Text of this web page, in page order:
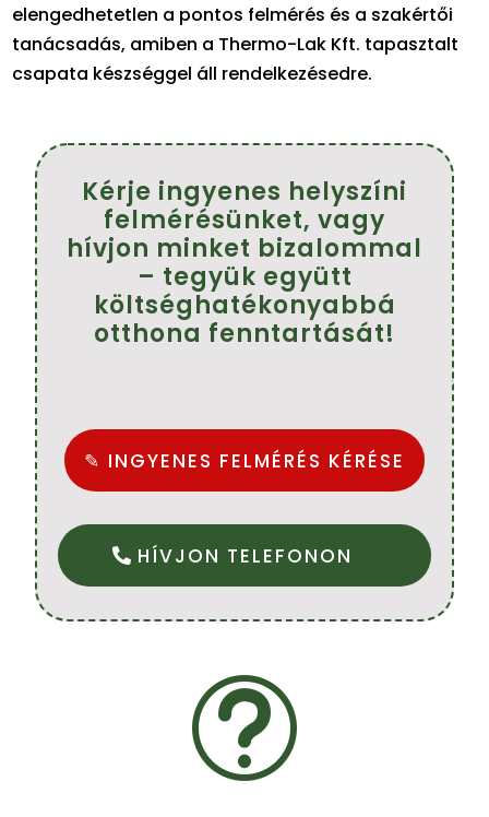
elengedhetetlen a pontos felmérés és a szakértői
tanácsadás, amiben a Thermo-Lak Kft. tapasztalt
csapata készséggel áll rendelkezésedre.
Kérje ingyenes helyszíni
felmérésünket, vagy
hívjon minket bizalommal
– tegyük együtt
költséghatékonyabbá
otthona fenntartását!
✎ INGYENES FELMÉRÉS KÉRÉSE
HÍVJON TELEFONON
t